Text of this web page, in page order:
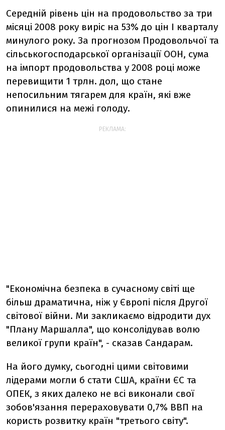
Середній рівень цін на продовольство за три
місяці 2008 року виріс на 53% до цін I кварталу
минулого року. За прогнозом Продовольчої та
сільськогосподарської організації ООН, сума
на імпорт продовольства у 2008 році може
перевищити 1 трлн. дол, що стане
непосильним тягарем для країн, які вже
опинилися на межі голоду.
РЕКЛАМА:
"Економічна безпека в сучасному світі ще
більш драматична, ніж у Європі після Другої
світової війни. Ми закликаємо відродити дух
"Плану Маршалла", що консолідував волю
великої групи країн", - сказав Сандарам.
На його думку, сьогодні цими світовими
лідерами могли б стати США, країни ЄС та
ОПЕК, з яких далеко не всі виконали свої
зобов'язання перераховувати 0,7% ВВП на
користь розвитку країн "третього світу".